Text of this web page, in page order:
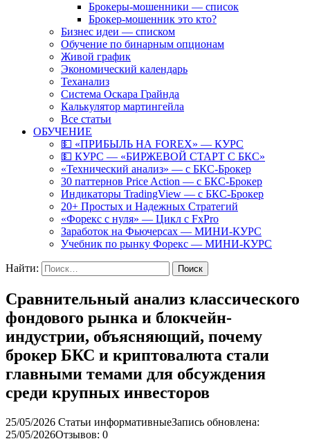
Брокеры-мошенники — список
Брокер-мошенник это кто?
Бизнес идеи — списком
Обучение по бинарным опционам
Живой график
Экономический календарь
Теханализ
Система Оскара Грайнда
Калькулятор мартингейла
Все статьи
ОБУЧЕНИЕ
💵 «ПРИБЫЛЬ НА FOREX» — КУРС
💵 КУРС — «БИРЖЕВОЙ СТАРТ С БКС»
«Технический анализ» — с БКС-Брокер
30 паттернов Price Action — с БКС-Брокер
Индикаторы TradingView — с БКС-Брокер
20+ Простых и Надежных Стратегий
«Форекс с нуля» — Цикл с FxPro
Заработок на Фьючерсах — МИНИ-КУРС
Учебник по рынку Форекс — МИНИ-КУРС
Найти:
Сравнительный анализ классического
фондового рынка и блокчейн-
индустрии, объясняющий, почему
брокер БКС и криптовалюта стали
главными темами для обсуждения
среди крупных инвесторов
25/05/2026 Статьи информативныеЗапись обновлена:
25/05/2026Отзывов: 0